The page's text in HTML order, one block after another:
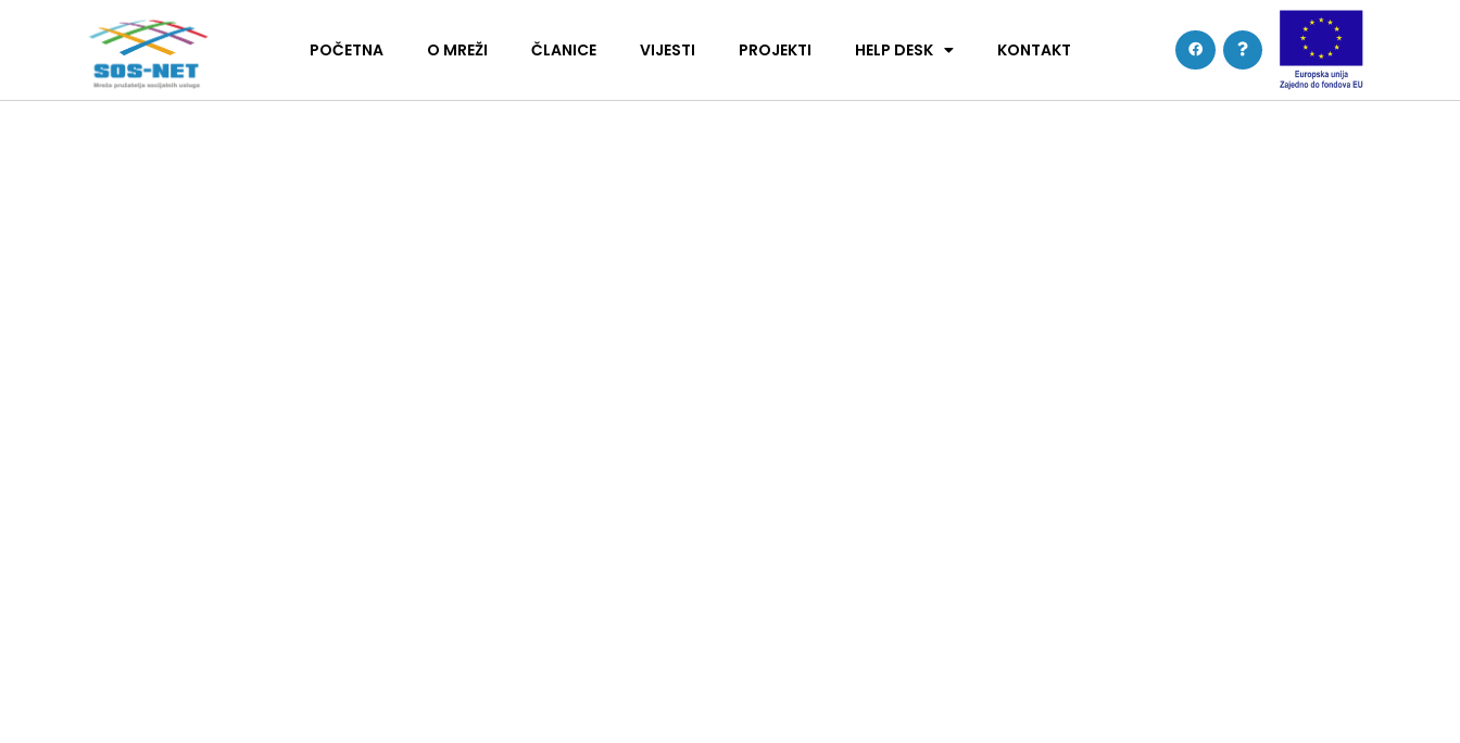
POČETNA O MREŽI ČLANICE VIJESTI PROJEKTI HELP DESK KONTAKT